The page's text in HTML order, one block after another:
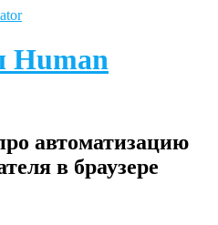
Human
автоматизацию
в браузере